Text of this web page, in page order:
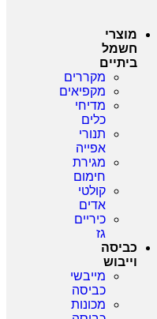
מוצרי
חשמל
ביתיים
מקררים
מקפיאים
מדיחי
כלים
תנורי
אפייה
מגירת
חימום
קולטי
אדים
כיריים
גז
כביסה
וייבוש
מייבשי
כביסה
מכונות